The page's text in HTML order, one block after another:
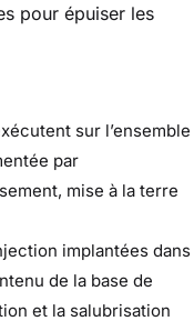
pour épuiser les
sur l’ensemble
par
mise à la terre
implantées dans
de la base de
et la salubrisation